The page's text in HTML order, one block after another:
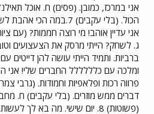
אני במרכז, כמובן. (פסים) ח. אוכל
הכול. (בלי עקבים) 7.במה
אני עדיין אוהב! מי רוצה חממות? (עם
ג. לשחק? הייתי מרסק את הצעצועים
ברביות. ותמיד הייתי עושה להן דייטים
ומלכה עם כלללללל החברים שלי! אני
פרווה רכות ופלאפיות וחמודות. (גרבי
דברים ממש מוזרים. (בלי עקבים) ח.
(פשוטות) 8. יום שישי. מה בא לך